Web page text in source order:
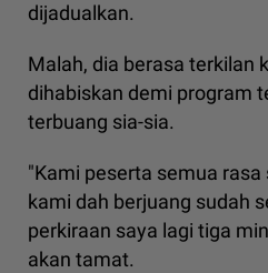
dijadualkan.
Malah, dia berasa terkilan
dihabiskan demi program
terbuang sia-sia.
"Kami peserta semua
kami dah berjuang sudah
perkiraan saya lagi tiga
akan tamat.